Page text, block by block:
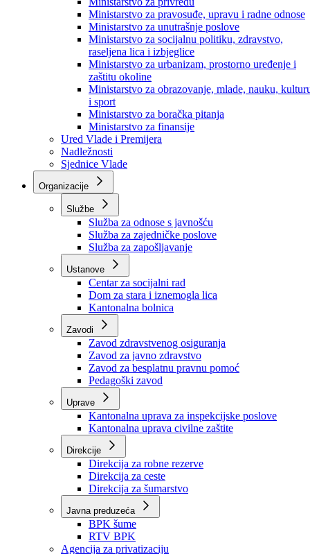
Članovi Vlade
Ministarstva
Ministarstvo za privredu
Ministarstvo za pravosuđe, upravu i radne odnose
Ministarstvo za unutrašnje poslove
Ministarstvo za socijalnu politiku, zdravstvo,
raseljena lica i izbjeglice
Ministarstvo za urbanizam, prostorno uređenje i
zaštitu okoline
Ministarstvo za obrazovanje, mlade, nauku,
i sport
Ministarstvo za boračka pitanja
Ministarstvo za finansije
Ured Vlade i Premijera
Nadležnosti
Sjednice Vlade
Organizacije
Službe
Služba za odnose s javnošću
Služba za zajedničke poslove
Služba za zapošljavanje
Ustanove
Centar za socijalni rad
Dom za stara i iznemogla lica
Kantonalna bolnica
Zavodi
Zavod zdravstvenog osiguranja
Zavod za javno zdravstvo
Zavod za besplatnu pravnu pomoć
Pedagoški zavod
Kantonalna uprava za inspekcijske poslove
Kantonalna uprava civilne zaštite
Direkcije
Direkcija za robne rezerve
Direkcija za ceste
Direkcija za šumarstvo
Javna preduzeća